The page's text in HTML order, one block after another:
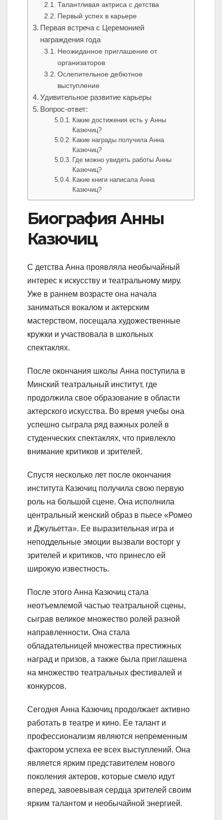
Талантливая актриса с детства
Первый успех в карьере
Первая встреча с Церемонией
награждения года
Неожиданное приглашение от
организаторов
Ослепительное дебютное
выступление
Удивительное развитие карьеры
Вопрос-ответ:
Какие достижения есть у Анны
Казючиц?
Какие награды получила Анна
Казючиц?
Где можно увидеть работы Анны
Казючиц?
Какие книги написала Анна
Казючиц?
Биография Анны
Казючиц
С детства Анна проявляла необычайный
интерес к искусству и театральному миру.
Уже в раннем возрасте она начала
заниматься вокалом и актерским
мастерством, посещала художественные
кружки и участвовала в школьных
спектаклях.
После окончания школы Анна поступила в
Минский театральный институт, где
продолжила свое образование в области
актерского искусства. Во время учебы она
успешно сыграла ряд важных ролей в
студенческих спектаклях, что привлекло
внимание критиков и зрителей.
Спустя несколько лет после окончания
института Казючиц получила свою первую
роль на большой сцене. Она исполнила
центральный женский образ в пьесе «Ромео
и Джульетта». Ее выразительная игра и
неподдельные эмоции вызвали восторг у
зрителей и критиков, что принесло ей
широкую известность.
После этого Анна Казючиц стала
неотъемлемой частью театральной сцены,
сыграв великое множество ролей разной
направленности. Она стала
обладательницей множества престижных
наград и призов, а также была приглашена
на множество театральных фестивалей и
конкурсов.
Сегодня Анна Казючиц продолжает активно
работать в театре и кино. Ее талант и
профессионализм являются непременным
фактором успеха ее всех выступлений. Она
является ярким представителем нового
поколения актеров, которые смело идут
вперед, завоевывая сердца зрителей своим
ярким талантом и необычайной энергией.